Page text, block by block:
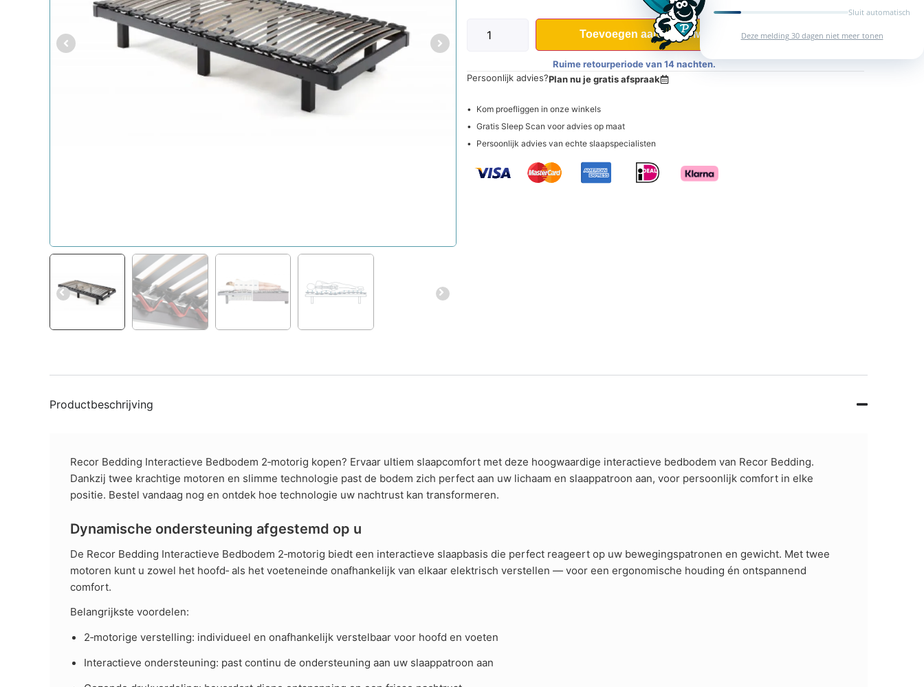
Sluit automatisch
Deze melding 30 dagen niet meer tonen
Toevoegen aan winkelwagen
Ruime retourperiode van 14 nachten.
Persoonlijk advies?Plan nu je gratis afspraak
Kom proefliggen in onze winkels
Gratis Sleep Scan voor advies op maat
Persoonlijk advies van echte slaapspecialisten
Productbeschrijving
Recor Bedding Interactieve Bedbodem 2‑motorig kopen? Ervaar ultiem slaapcomfort met deze hoogwaardige interactieve bedbodem van Recor Bedding.
Dankzij twee krachtige motoren en slimme technologie past de bodem zich perfect aan uw lichaam en slaappatroon aan, voor persoonlijk comfort in elke
positie. Bestel vandaag nog en ontdek hoe technologie uw nachtrust kan transformeren.
Dynamische ondersteuning afgestemd op u
De Recor Bedding Interactieve Bedbodem 2‑motorig biedt een interactieve slaapbasis die perfect reageert op uw bewegingspatronen en gewicht. Met twee
motoren kunt u zowel het hoofd‑ als het voeteneinde onafhankelijk van elkaar elektrisch verstellen — voor een ergonomische houding én ontspannend
comfort.
Belangrijkste voordelen:
2‑motorige verstelling: individueel en onafhankelijk verstelbaar voor hoofd en voeten
Interactieve ondersteuning: past continu de ondersteuning aan uw slaappatroon aan